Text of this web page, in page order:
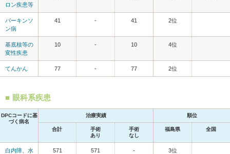
ロン疾患等
パーキンソ
ン病
41 - 41 2位
基底核等の
変性疾患
10 - 10 4位
てんかん 77 - 77 2位
眼科系疾患
DPCコードに基
づく病名
治療実績 順位
合計
手術
あり
手術
なし
福島県 全国
白内障、水
571 571 - 3位